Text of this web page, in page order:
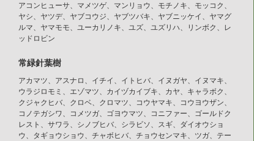
アコンヒューサ、マメツゲ、マンリョウ、モチノキ、モッコク、
ヤシ、ヤツデ、ヤブコウジ、ヤブツバキ、ヤブニッケイ、ヤマグ
ルマ、ヤマモモ、ユーカリノキ、ユズ、ユズリハ、リンボク、レ
ッドロビン
常緑針葉樹
アカマツ、アスナロ、イチイ、イトヒバ、イヌガヤ、イヌマキ、
ウラジロモミ、エゾマツ、カイヅカイブキ、カヤ、キャラボク、
クジャクヒバ、クロベ、クロマツ、コウヤマキ、コウヨウザン、
コノテガシワ、コメツガ、ゴヨウマツ、コニファー、ゴールドク
レスト、サワラ、シノブヒバ、シラビソ、スギ、ダイオウショ
ウ、タギョウショウ、チャボヒバ、チョウセンマキ、ツガ、テー